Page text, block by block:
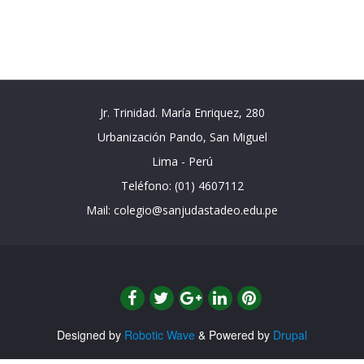
Jr. Trinidad. María Enriquez, 280
Urbanización Pando, San Miguel
Lima - Perú
Teléfono: (01) 4607112
Mail: colegio@sanjudastadeo.edu.pe
Designed by Robotic Wave & Powered by Drupal